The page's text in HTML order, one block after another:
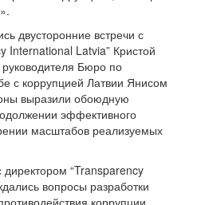
двусторонние встречи с
International Latvia” Кристой
Бюро по
с коррупцией Латвии Янисом
выразили обоюдную
эффективного
масштабов реализуемых
директором “Transparency
вопросы разработки